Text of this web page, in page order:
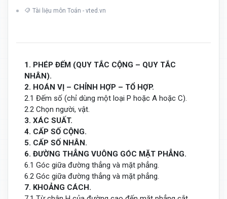
Tài liệu môn Toán - vted.vn
1. PHÉP ĐẾM (QUY TẮC CỘNG – QUY TẮC
NHÂN).
2. HOÁN VỊ – CHỈNH HỢP – TỔ HỢP.
2.1 Đếm số (chỉ dùng một loại P hoặc A hoặc C).
2.2 Chọn người, vật.
3. XÁC SUẤT.
4. CẤP SỐ CỘNG.
5. CẤP SỐ NHÂN.
6. ĐƯỜNG THẲNG VUÔNG GÓC MẶT PHẲNG.
6.1 Góc giữa đường thẳng và mặt phẳng.
6.2 Góc giữa đường thẳng và mặt phẳng.
7. KHOẢNG CÁCH.